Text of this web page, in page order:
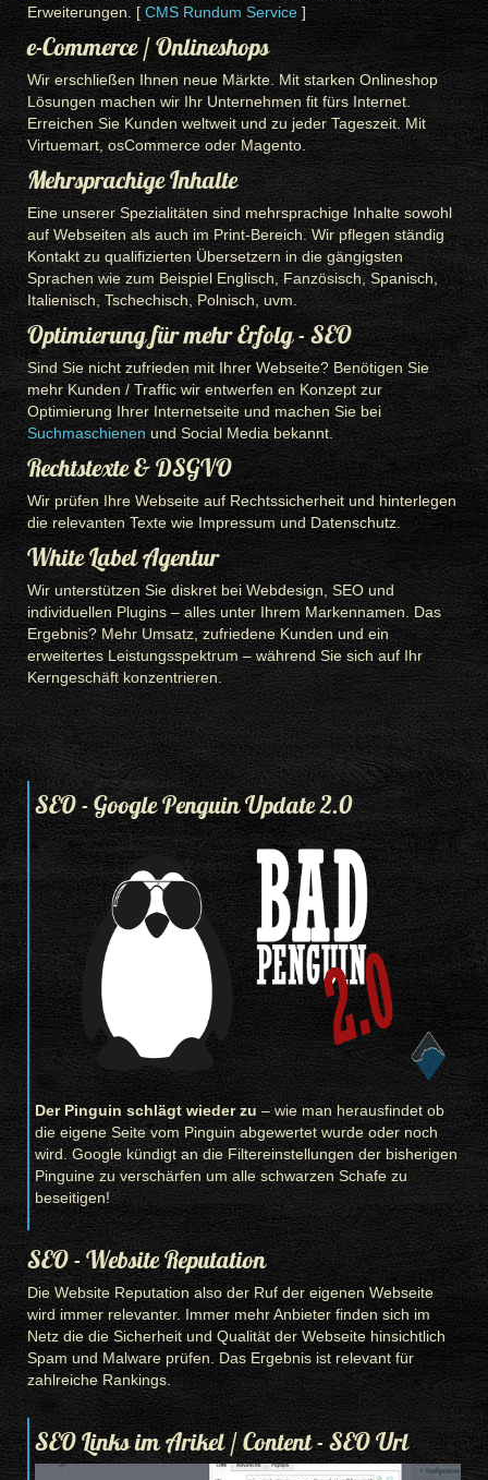
Erweiterungen. [ CMS Rundum Service ]
e-Commerce / Onlineshops
Wir erschließen Ihnen neue Märkte. Mit starken Onlineshop
Lösungen machen wir Ihr Unternehmen fit fürs Internet.
Erreichen Sie Kunden weltweit und zu jeder Tageszeit. Mit
Virtuemart, osCommerce oder Magento.
Mehrsprachige Inhalte
Eine unserer Spezialitäten sind mehrsprachige Inhalte sowohl
auf Webseiten als auch im Print-Bereich. Wir pflegen ständig
Kontakt zu qualifizierten Übersetzern in die gängigsten
Sprachen wie zum Beispiel Englisch, Fanzösisch, Spanisch,
Italienisch, Tschechisch, Polnisch, uvm.
Optimierung für mehr Erfolg - SEO
Sind Sie nicht zufrieden mit Ihrer Webseite? Benötigen Sie
mehr Kunden / Traffic wir entwerfen en Konzept zur
Optimierung Ihrer Internetseite und machen Sie bei
Suchmaschienen und Social Media bekannt.
Rechtstexte & DSGVO
Wir prüfen Ihre Webseite auf Rechtssicherheit und hinterlegen
die relevanten Texte wie Impressum und Datenschutz.
White Label Agentur
Wir unterstützen Sie diskret bei Webdesign, SEO und
individuellen Plugins – alles unter Ihrem Markennamen. Das
Ergebnis? Mehr Umsatz, zufriedene Kunden und ein
erweitertes Leistungsspektrum – während Sie sich auf Ihr
Kerngeschäft konzentrieren.
SEO - Google Penguin Update 2.0
Der Pinguin schlägt wieder zu – wie man herausfindet ob
die eigene Seite vom Pinguin abgewertet wurde oder noch
wird. Google kündigt an die Filtereinstellungen der bisherigen
Pinguine zu verschärfen um alle schwarzen Schafe zu
beseitigen!
SEO - Website Reputation
Die Website Reputation also der Ruf der eigenen Webseite
wird immer relevanter. Immer mehr Anbieter finden sich im
Netz die die Sicherheit und Qualität der Webseite hinsichtlich
Spam und Malware prüfen. Das Ergebnis ist relevant für
zahlreiche Rankings.
SEO Links im Arikel / Content - SEO Url